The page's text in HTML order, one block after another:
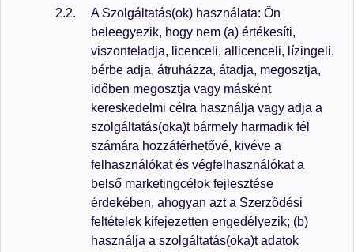
A Szolgáltatás(ok) használata: Ön
beleegyezik, hogy nem (a) értékesíti,
viszonteladja, licenceli, allicenceli, lízingeli,
bérbe adja, átruházza, átadja, megosztja,
időben megosztja vagy másként
kereskedelmi célra használja vagy adja a
szolgáltatás(oka)t bármely harmadik fél
számára hozzáférhetővé, kivéve a
felhasználókat és végfelhasználókat a
belső marketingcélok fejlesztése
érdekében, ahogyan azt a Szerződési
feltételek kifejezetten engedélyezik; (b)
használja a szolgáltatás(oka)t adatok